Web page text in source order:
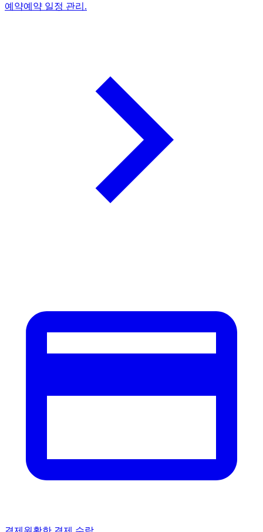
예약예약 일정 관리.